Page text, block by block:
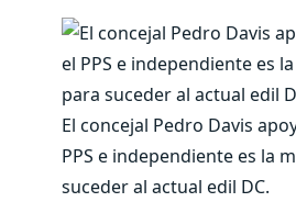
El concejal Pedro Davis
PPS e independiente es la
suceder al actual edil DC.